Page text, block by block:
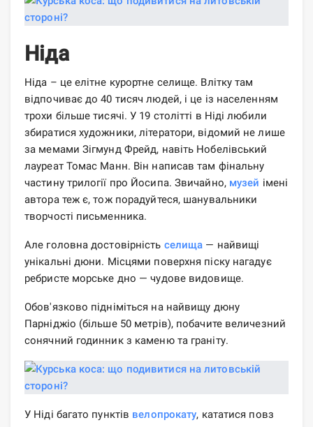
Ніда
Ніда – це елітне курортне селище. Влітку там
відпочиває до 40 тисяч людей, і це із населенням
трохи більше тисячі. У 19 столітті в Ніді любили
збиратися художники, літератори, відомий не лише
за мемами Зігмунд Фрейд, навіть Нобелівський
лауреат Томас Манн. Він написав там фінальну
частину трилогії про Йосипа. Звичайно, музей імені
автора теж є, тож порадуйтеся, шанувальники
творчості письменника.
Але головна достовірність селища — найвищі
унікальні дюни. Місцями поверхня піску нагадує
ребристе морське дно — чудове видовище.
Обов'язково підніміться на найвищу дюну
Парніджіо (більше 50 метрів), побачите величезний
сонячний годинник з каменю та граніту.
У Ніді багато пунктів велопрокату, кататися повз